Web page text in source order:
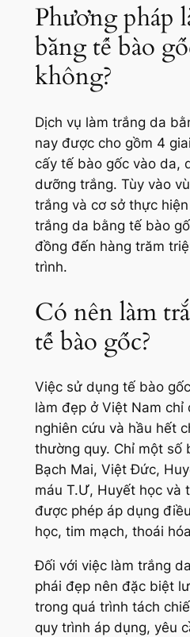
Phương pháp
bằng tế bào
không?
Dịch vụ làm trắng da
nay được cho gồm 4
cấy tế bào gốc vào da,
dưỡng trắng. Tùy vào
trắng và cơ sở thực
trắng da bằng tế bào
đồng đến hàng trăm
trình.
Có nên làm
tế bào gốc?
Việc sử dụng tế bào
làm đẹp ở Việt Nam chỉ
nghiên cứu và hầu hết
thường quy. Chỉ một số
Bạch Mai, Việt Đức,
máu T.Ư, Huyết học và
được phép áp dụng
học, tim mạch, thoái
Đối với việc làm trắng
phái đẹp nên đặc biệt
trong quá trình tách
quy trình áp dụng, yêu